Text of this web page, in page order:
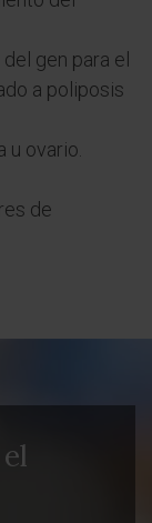
gen para el
a poliposis
u ovario.
de